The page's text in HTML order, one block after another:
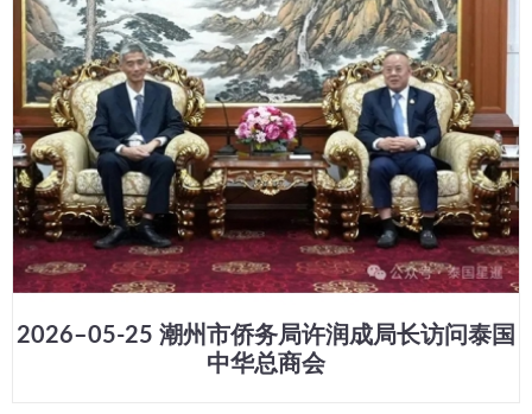
2026–05-25 潮州市侨务局许润成局长访问泰国
中华总商会